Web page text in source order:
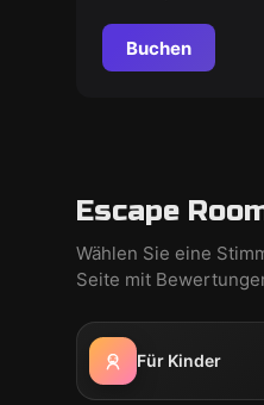
Buchen
Escape
Wählen Sie eine
Seite mit
Für Kinder